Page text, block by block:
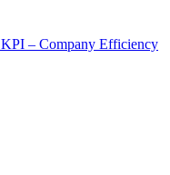
KPI – Company Efficiency